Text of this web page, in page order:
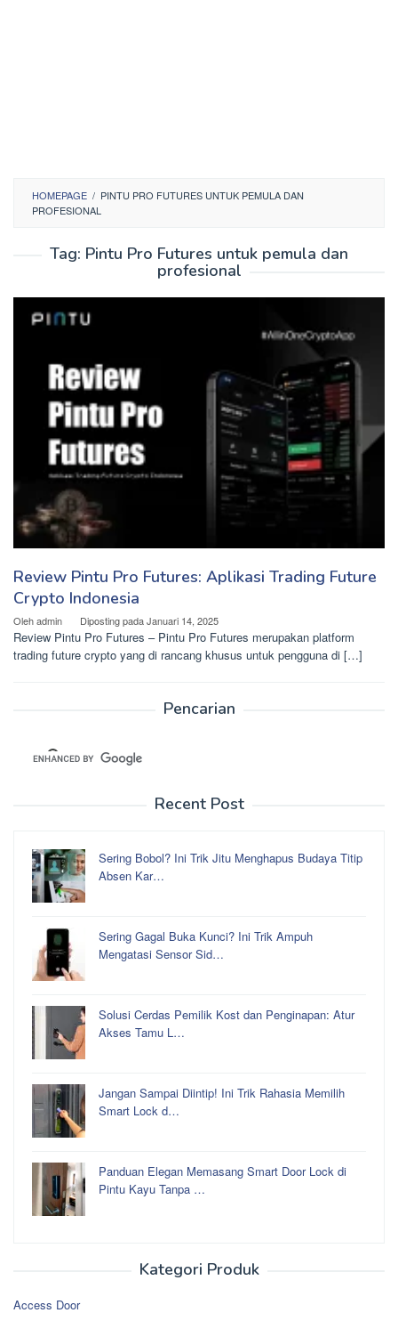
HOMEPAGE / PINTU PRO FUTURES UNTUK PEMULA DAN
PROFESIONAL
Tag: Pintu Pro Futures untuk pemula dan
profesional
Review Pintu Pro Futures: Aplikasi Trading Future
Crypto Indonesia
Olehadmin Diposting padaJanuari 14, 2025
Review Pintu Pro Futures – Pintu Pro Futures merupakan platform
trading future crypto yang di rancang khusus untuk pengguna di […]
Pencarian
Recent Post
Sering Bobol? Ini Trik Jitu Menghapus Budaya Titip
Absen Kar…
Sering Gagal Buka Kunci? Ini Trik Ampuh
Mengatasi Sensor Sid…
Solusi Cerdas Pemilik Kost dan Penginapan: Atur
Akses Tamu L…
Jangan Sampai Diintip! Ini Trik Rahasia Memilih
Smart Lock d…
Panduan Elegan Memasang Smart Door Lock di
Pintu Kayu Tanpa …
Kategori Produk
Access Door